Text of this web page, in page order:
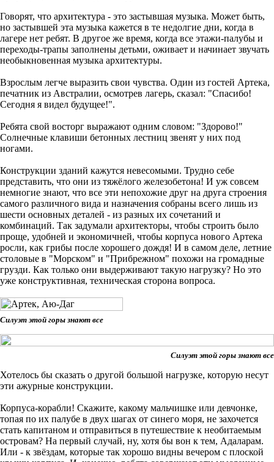
Говорят, что архитектура - это застывшая музыка. Может быть,
но застывшей эта музыка кажется в те недолгие дни, когда в
лагере нет ребят. В другое же время, когда все этажи-палубы и
переходы-трапы заполнены детьми, оживает и начинает звучать
необыкновенная музыка архитектуры.
Взрослым легче выразить свои чувства. Один из гостей Артека,
печатник из Австралии, осмотрев лагерь, сказал: "Спасибо!
Сегодня я видел будущее!".
Ребята свой восторг выражают одним словом: "Здорово!"
Солнечные клавиши бетонных лестниц звенят у них под
ногами.
Конструкции зданий кажутся невесомыми. Трудно себе
представить, что они из тяжёлого железобетона! И уж совсем
немногие знают, что все эти непохожие друг на друга строения
самого различного вида и назначения собраны всего лишь из
шести основных деталей - из разных их сочетаний и
комбинаций. Так задумали архитекторы, чтобы строить было
проще, удобней и экономичней, чтобы корпуса нового Артека
росли, как грибы после хорошего дождя! И в самом деле, летние
столовые в "Морском" и "Прибрежном" похожи на громадные
грузди. Как только они выдерживают такую нагрузку? Но это
уже конструктивная, техническая сторона вопроса.
Силуэт этой горы знают все
Силуэт этой горы знают все
Хотелось бы сказать о другой большой нагрузке, которую несут
эти ажурные конструкции.
Корпуса-корабли! Скажите, какому мальчишке или девчонке,
топая по их палубе в двух шагах от синего моря, не захочется
стать капитаном и отправиться в путешествие к необитаемым
островам? На первый случай, ну, хотя бы вон к тем, Адаларам.
Или - к звёздам, которые так хорошо видны вечером с плоской